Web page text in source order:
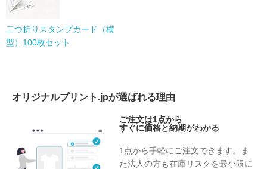
二つ折りスタンプカード（横
型）100枚セット
オリジナルプリント.jpが選ばれる理由
ご注文は1点から
すぐに価格と納期がわかる
1点から手軽にご注文できます。ま
た法人の方も在庫リスクを最小限に